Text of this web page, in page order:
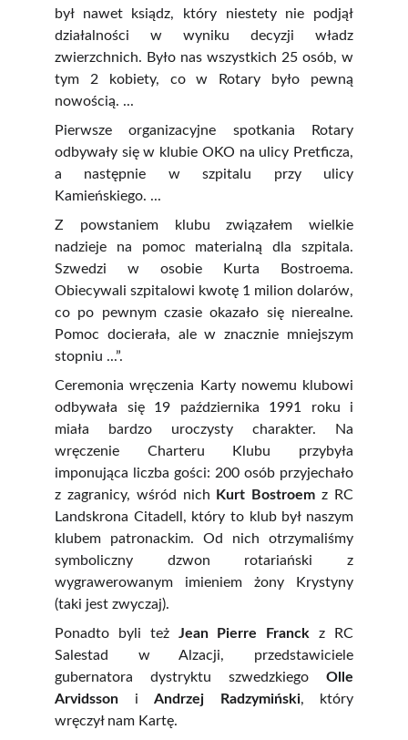
był nawet ksiądz, który niestety nie podjął
działalności w wyniku decyzji władz
zwierzchnich. Było nas wszystkich 25 osób, w
tym 2 kobiety, co w Rotary było pewną
nowością. ...
Pierwsze organizacyjne spotkania Rotary
odbywały się w klubie OKO na ulicy Pretficza,
a następnie w szpitalu przy ulicy
Kamieńskiego. ...
Z powstaniem klubu związałem wielkie
nadzieje na pomoc materialną dla szpitala.
Szwedzi w osobie Kurta Bostroema.
Obiecywali szpitalowi kwotę 1 milion dolarów,
co po pewnym czasie okazało się nierealne.
Pomoc docierała, ale w znacznie mniejszym
stopniu ...”.
Ceremonia wręczenia Karty nowemu klubowi
odbywała się 19 października 1991 roku i
miała bardzo uroczysty charakter. Na
wręczenie Charteru Klubu przybyła
imponująca liczba gości: 200 osób przyjechało
z zagranicy, wśród nich
Kurt Bostroem z RC
Landskrona Citadell, który to klub był naszym
klubem patronackim. Od nich otrzymaliśmy
symboliczny dzwon rotariański z
wygrawerowanym imieniem żony Krystyny
(taki jest zwyczaj).
Ponadto byli też Jean Pierre Franck z RC
Salestad w Alzacji, przedstawiciele
gubernatora dystryktu szwedzkiego Olle
Arvidsson i Andrzej Radzymiński, który
wręczył nam Kartę.